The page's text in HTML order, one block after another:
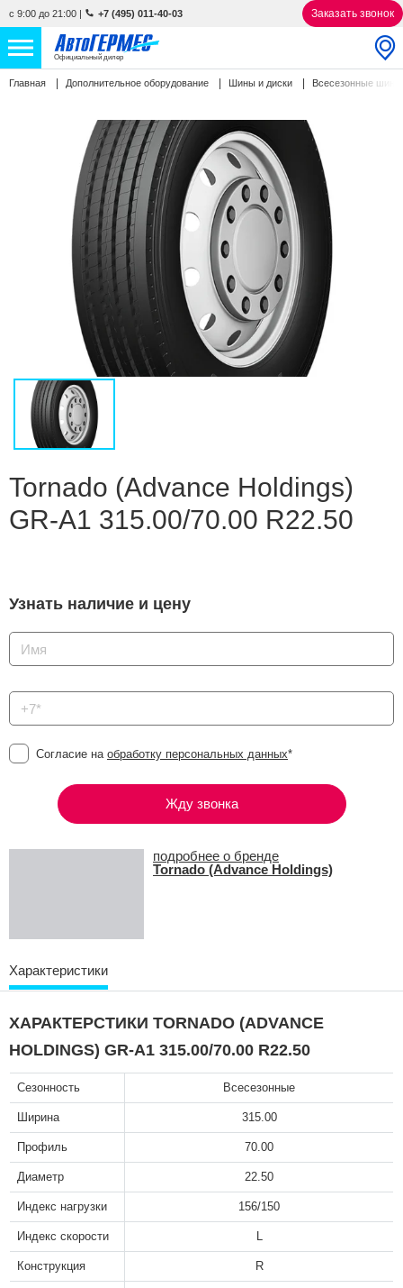
с 9:00 до 21:00 | +7 (495) 011-40-03 Заказать звонок
Официальный дилер
НОВЫЕ АВТОМОБИЛИ 4852 авто
С ПРОБЕГОМ 856 авто
О КОМПАНИИ
КОНТАКТЫ
Избранное
Сравнение
Личный кабинет
Главная Дополнительное оборудование Шины и диски Всесезонные
Tornado (Advance Holdings)
GR-A1 315.00/70.00 R22.50
Узнать наличие и цену
Согласие на обработку персональных данных*
Жду звонка
подробнее о бренде
Tornado (Advance Holdings)
Характеристики
ХАРАКТЕРСТИКИ TORNADO (ADVANCE
HOLDINGS) GR-A1 315.00/70.00 R22.50
Сезонность Всесезонные
Ширина 315.00
Профиль 70.00
Диаметр 22.50
Индекс нагрузки 156/150
Индекс скорости L
Конструкция R